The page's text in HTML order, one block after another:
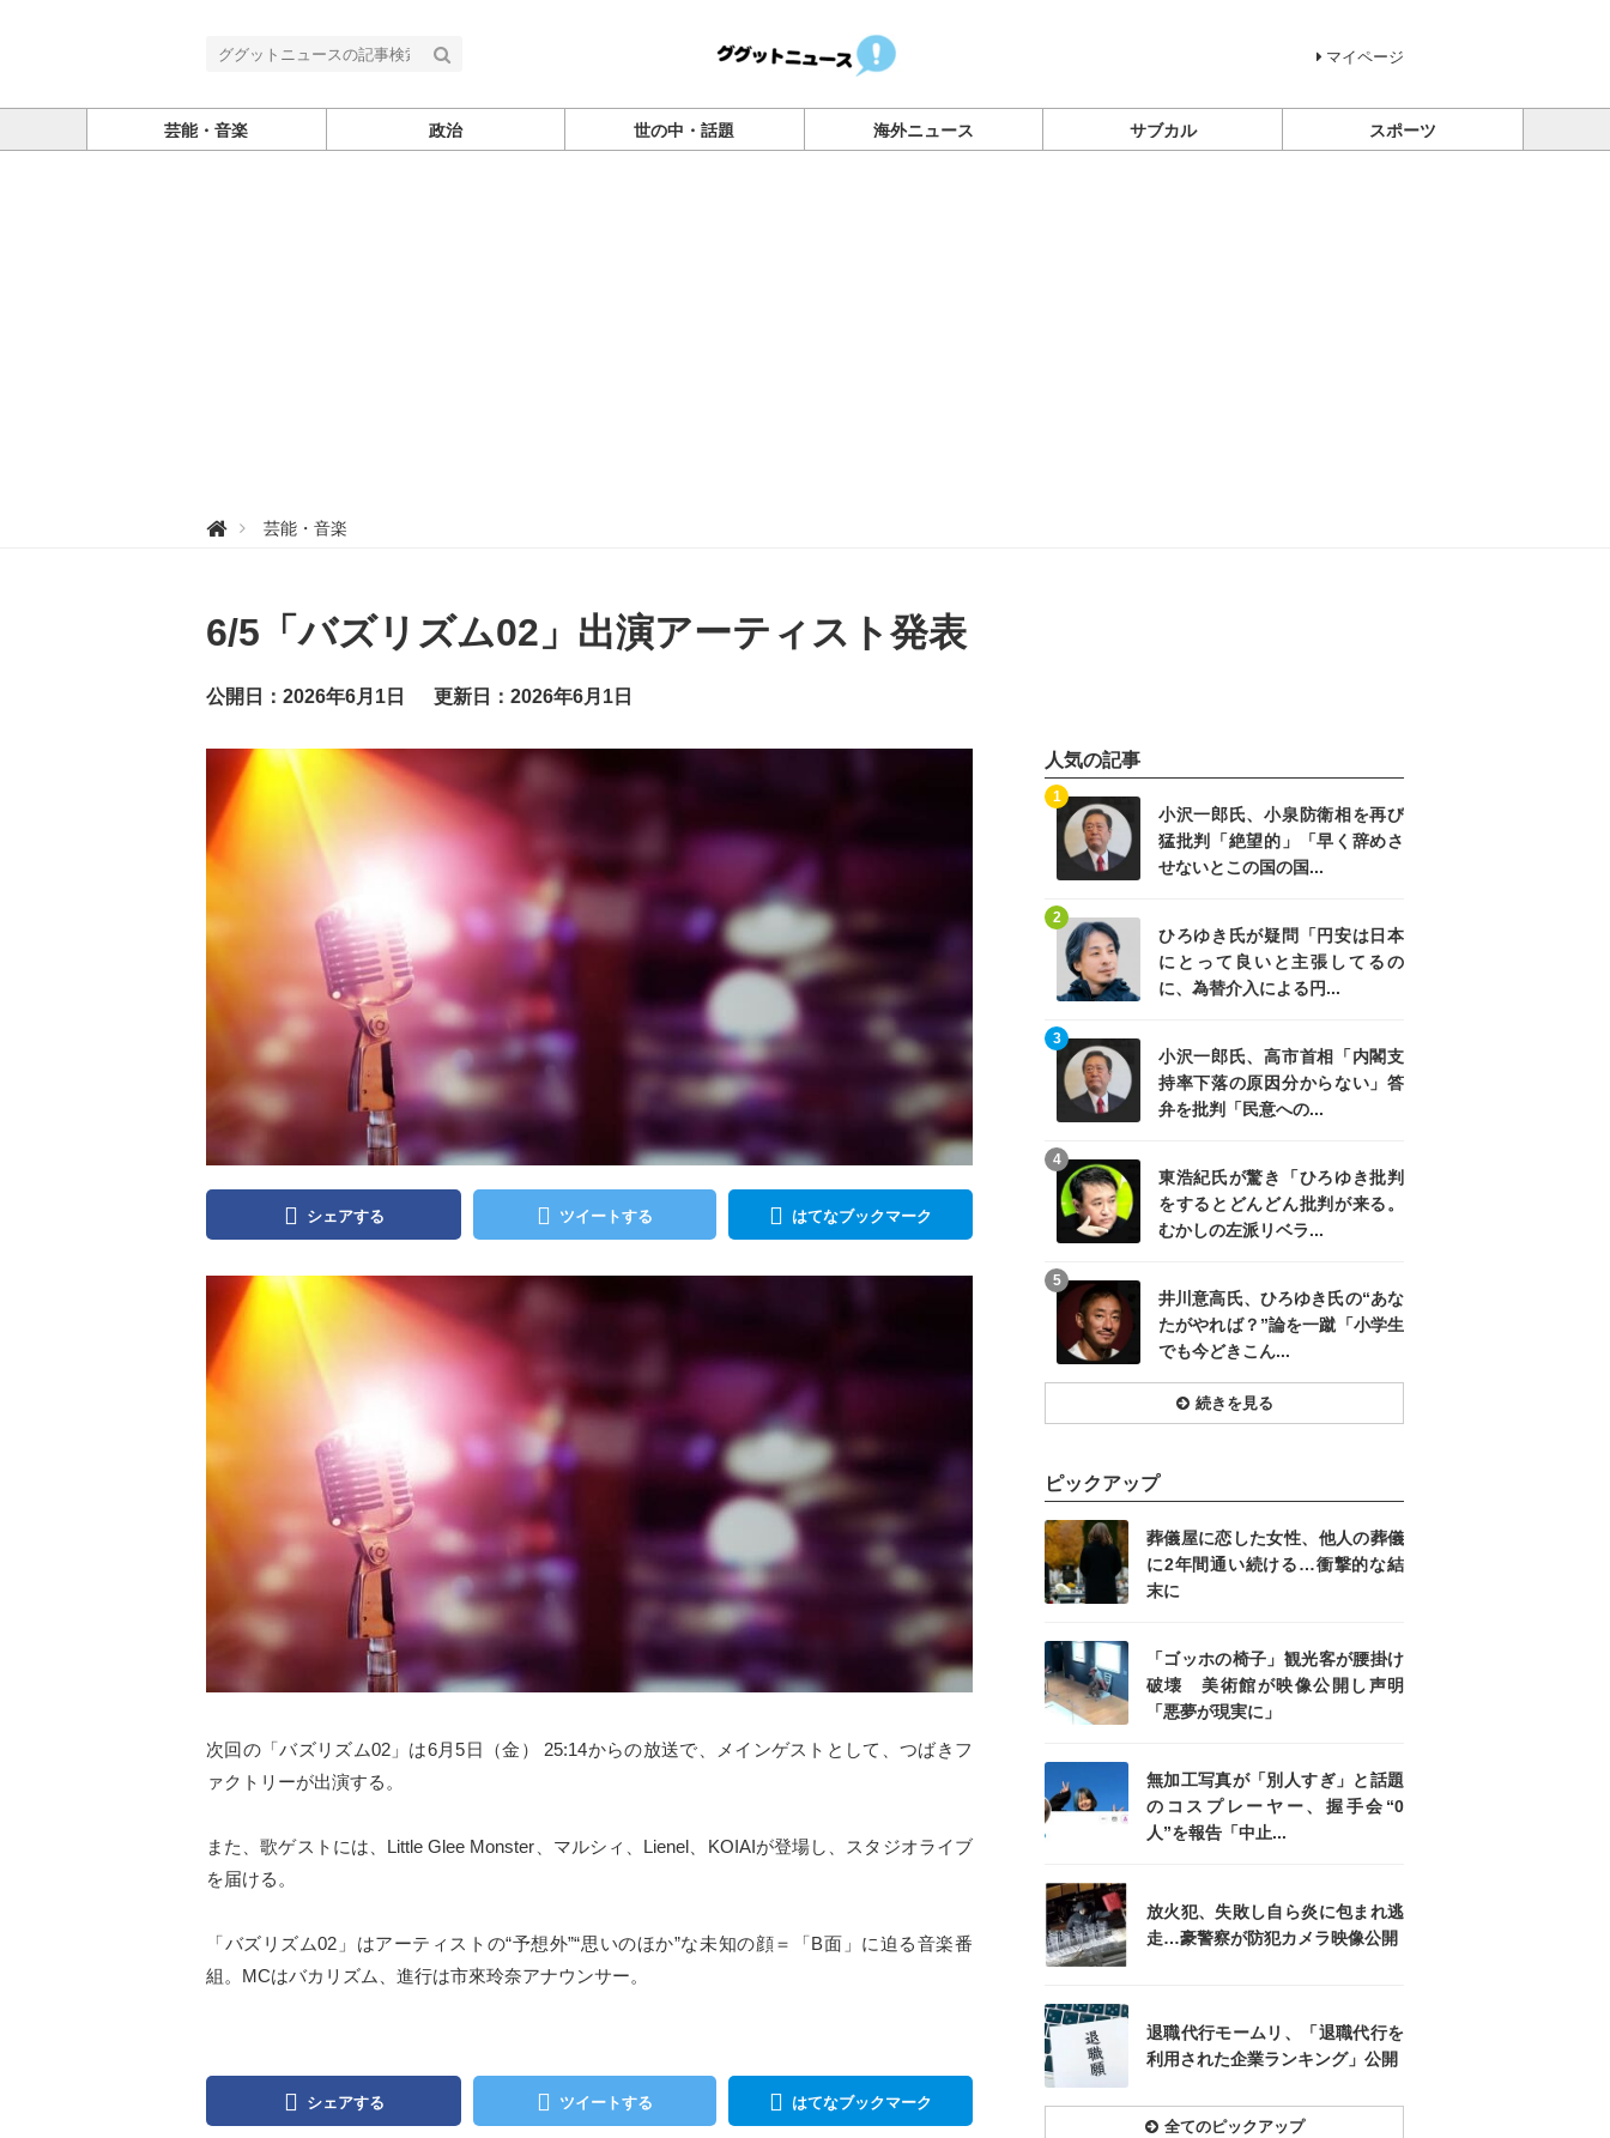
マイページ
芸能・音楽 政治 世の中・話題 海外ニュース サブカル スポーツ
グ
ー
ス
芸能・音楽
6/5「バズリズム02」出演アーティスト発表
公開日：2026年6月1日 更新日：2026年6月1日
シェアする ツイートする はてなブックマーク
次回の「バズリズム02」は6月5日（金） 25:14からの放送で、メインゲストとして、つばきフ
ァクトリーが出演する。
また、歌ゲストには、Little Glee Monster、マルシィ、Lienel、KOIAIが登場し、スタジオライブ
を届ける。
「バズリズム02」はアーティストの“予想外”“思いのほか”な未知の顔＝「B面」に迫る音楽番
組。MCはバカリズム、進行は市來玲奈アナウンサー。
シェアする ツイートする はてなブックマーク
人気の記事
小沢一郎氏、小泉防衛相を再び
猛批判「絶望的」「早く辞めさ
せないとこの国の国...
1
ひろゆき氏が疑問「円安は日本
にとって良いと主張してるの
に、為替介入による円...
2
小沢一郎氏、高市首相「内閣支
持率下落の原因分からない」答
弁を批判「民意への...
3
記事を読む
東浩紀氏が驚き「ひろゆき批判
をするとどんどん批判が来る。
むかしの左派リベラ...
4
井川意高氏、ひろゆき氏の“あな
たがやれば？”論を一蹴「小学生
でも今どきこん...
5
記事を読む
続きを見る
ピックアップ
葬儀屋に恋した女性、他人の葬儀
に2年間通い続ける…衝撃的な結
末に
「ゴッホの椅子」観光客が腰掛け
破壊 美術館が映像公開し声明
「悪夢が現実に」
記事を読む
無加工写真が「別人すぎ」と話題
のコスプレーヤー、握手会“0
人”を報告「中止...
記事を読む
放火犯、失敗し自ら炎に包まれ逃
走…豪警察が防犯カメラ映像公開
退職代行モームリ、「退職代行を
利用された企業ランキング」公開
全てのピックアップ